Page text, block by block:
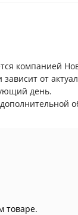
компанией
зависит от
день.
товаре.